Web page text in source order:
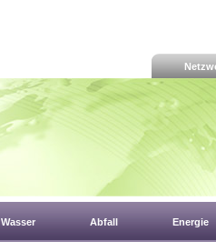
Wasser Abfall Energie